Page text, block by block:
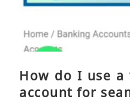
How do I use a
account for